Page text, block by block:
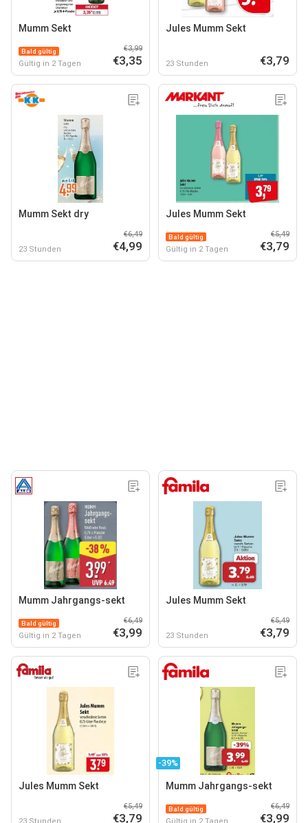
Mumm Sekt
Bald gültig
Gültig in 2 Tagen
€3,99
€3,35
Jules Mumm Sekt
23 Stunden €3,79
Mumm Sekt dry
23 Stunden
€6,49
€4,99
Jules Mumm Sekt
Bald gültig
Gültig in 2 Tagen
€5,49
€3,79
Mumm Jahrgangs-sekt
Bald gültig
Gültig in 2 Tagen
€6,49
€3,99
Jules Mumm Sekt
23 Stunden
€5,49
€3,79
Jules Mumm Sekt
23 Stunden
€5,49
€3,79
-39%
Mumm Jahrgangs-sekt
Bald gültig
Gültig in 2 Tagen
€6,49
€3,99